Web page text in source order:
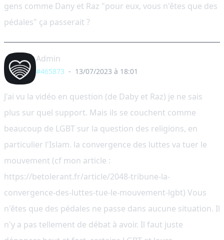
gens comme Dany et Raz "pour eux, vous n'êtes que des
pédales" ça passerait ?
Admin
#465873 - 13/07/2023 à 18:01
J'ai vu la vidéo en question (de Daby et Raz) je ne sais
plus sur quel support. Mais ils se couchent comme
beaucoup de LGBT sur la question des religions, en
particulier l'Islam. la convergence des luttes va tuer le
mouvement (cf mon article :
https://betolerant.fr/article/2048-tribune-la-
convergence-des-luttes-tue-le-mouvement-lgbt) Vous
n'êtes que des pédales ne passe dans aucune situation. Il
n'y a pas tellement de débat à avoir. Il faut juste